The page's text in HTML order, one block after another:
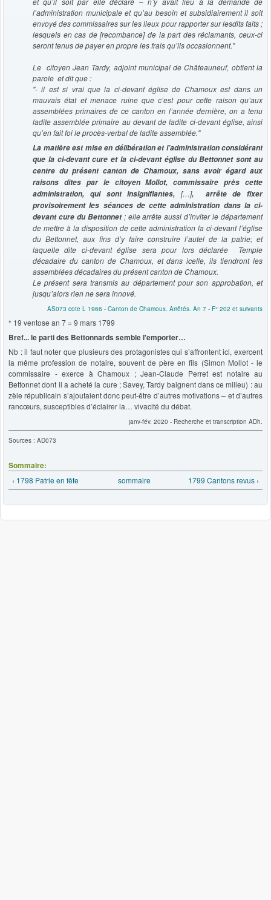
l’administration municipale et qu’au besoin et subsidiairement il soit
envoyé des commissaires sur les lieux pour rapporter sur lesdits faits ;
lesquels en cas de [recombance] de la part des réclamants, ceux-ci
seront tenus de payer en propre les frais qu’ils occasionnent."
Le citoyen Jean Tardy, adjoint municipal de Châteauneuf, obtient la
parole et dit que :
"- il est si vrai que la ci-devant église de Chamoux est dans un
mauvais état et menace ruine que c’est pour cette raison qu’aux
assemblées primaires de ce canton en l’année dernière, on a tenu
ladite assemblée primaire au devant de ladite ci-devant église, ainsi
qu’en fait foi le procès-verbal de ladite assemblée."
La matière est mise en délibération et l’administration considérant
que la ci-devant cure et la ci-devant église du Bettonnet sont au
centre du présent canton de Chamoux, sans avoir égard aux
raisons dites par le citoyen Mollot, commissaire près cette
administration, qui sont insignifiantes, […], arrête de fixer
provisoirement les séances de cette administration dans la ci-
devant cure du Bettonnet ; elle arrête aussi d’inviter le département
de mettre à la disposition de cette administration la ci-devant l’église
du Bettonnet, aux fins d’y faire construire l’autel de la patrie; et
laquelle dite ci-devant église sera pour lors déclarée Temple
décadaire du canton de Chamoux, et dans icelle, ils tiendront les
assemblées décadaires du présent canton de Chamoux.
Le présent sera transmis au département pour son approbation, et
jusqu’alors rien ne sera innové.
AS073 cote L 1966 - Canton de Chamoux. Arrêtés. An 7 - F° 202 et suivants
* 19 ventose an 7 = 9 mars 1799
Bref... le parti des Bettonnards semble l'emporter…
Nb : il faut noter que plusieurs des protagonistes qui s’affrontent ici, exercent
la même profession de notaire, souvent de père en fils (Simon Mollot - le
commissaire - exerce à Chamoux ; Jean-Claude Perret est notaire au
Bettonnet dont il a acheté la cure ; Savey, Tardy baignent dans ce milieu) : au
zèle républicain s’ajoutaient donc peut-être d’autres motivations – et d’autres
rancœurs, susceptibles d’éclairer la… vivacité du débat.
janv-fév. 2020 - Recherche et transcription ADh.
Sources : AD073
Sommaire:
‹ 1798 Patrie en fête sommaire 1799 Cantons revus ›